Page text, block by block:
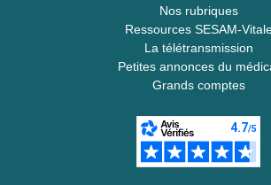
Nos rubriques
Ressources SESAM-
La télétransmission
Petites annonces du
Grands comptes